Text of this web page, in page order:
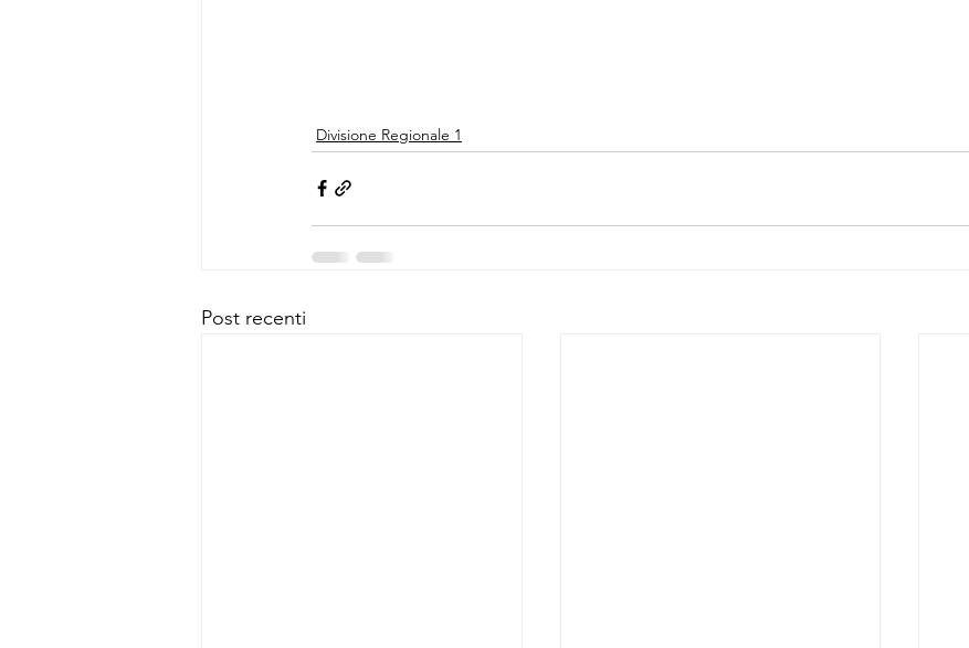
Divisione Regionale 1
Post recenti